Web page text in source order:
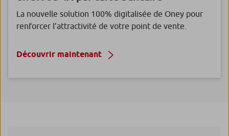
La nouvelle solution 100% digitalisée de Oney pour
renforcer l’attractivité de votre point de vente.
Découvrir maintenant